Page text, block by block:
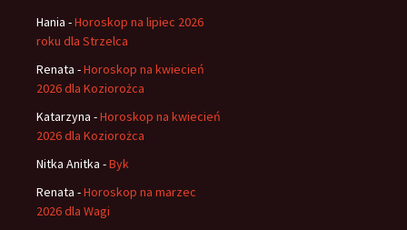
Hania -Horoskop na lipiec 2026
roku dla Strzelca
Renata -Horoskop na kwiecień
2026 dla Koziorożca
Katarzyna -Horoskop na kwiecień
2026 dla Koziorożca
Nitka Anitka -Byk
Renata -Horoskop na marzec
2026 dla Wagi